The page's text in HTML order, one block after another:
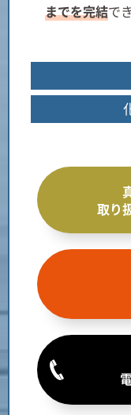
までを完結で
取り